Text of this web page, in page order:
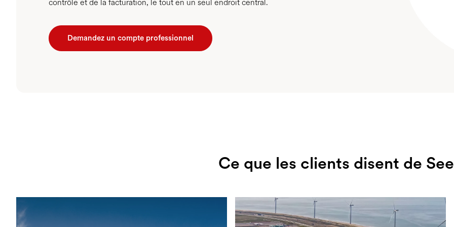
contrôle et de la facturation, le tout en un seul endroit central.
Demandez un compte professionnel
Ce que les clients disent de